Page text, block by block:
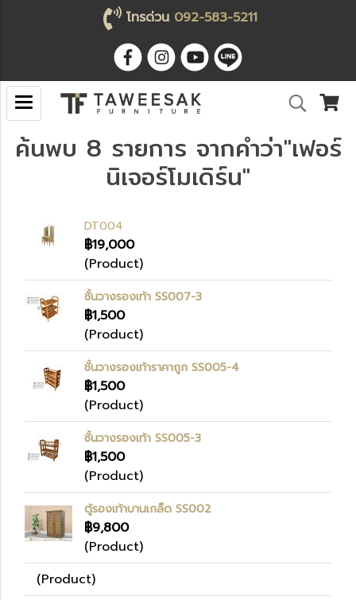
โทรด่วน 092-583-5211
ค้นพบ 8 รายการ จากคำว่า"เฟอร์
นิเจอร์โมเดิร์น"
DT004
฿19,000
(Product)
ชั้นวางรองเท้า SS007-3
฿1,500
(Product)
ชั้นวางรองเท้าราคาถูก SS005-4
฿1,500
(Product)
ชั้นวางรองเท้า SS005-3
฿1,500
(Product)
ตู้รองเท้าบานเกล็ด SS002
฿9,800
(Product)
(Product)